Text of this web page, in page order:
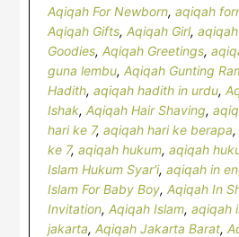
Aqiqah For Newborn,aqiqah
Aqiqah Gifts,Aqiqah Girl,
Goodies,Aqiqah Greetings,
guna lembu,Aqiqah Gunting
Hadith,aqiqah hadith in urdu,
Ishak,Aqiqah Hair Shaving,
hari ke 7,aqiqah hari ke berapa
ke 7,aqiqah hukum,aqiqah
Islam Hukum Syar'i,aqiqah in
Islam For Baby Boy,Aqiqah In
Invitation,Aqiqah Islam,aqiqah
jakarta,Aqiqah Jakarta Barat,